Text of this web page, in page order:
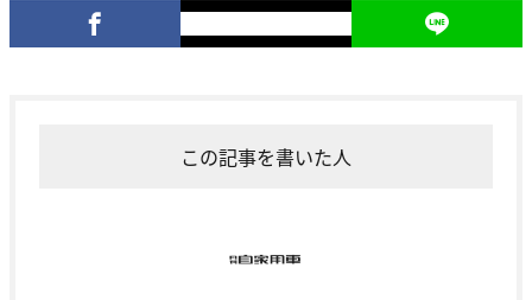
この記事を書いた人